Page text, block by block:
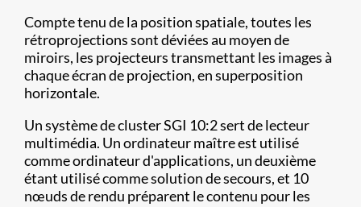
Compte tenu de la position spatiale, toutes les
rétroprojections sont déviées au moyen de
miroirs, les projecteurs transmettant les images à
chaque écran de projection, en superposition
horizontale.
Un système de cluster SGI 10:2 sert de lecteur
multimédia. Un ordinateur maître est utilisé
comme ordinateur d'applications, un deuxième
étant utilisé comme solution de secours, et 10
nœuds de rendu préparent le contenu pour les